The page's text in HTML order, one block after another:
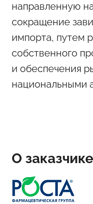
направленную
сокращение
импорта, путем
собственного
и обеспечения
национальными
О заказчике